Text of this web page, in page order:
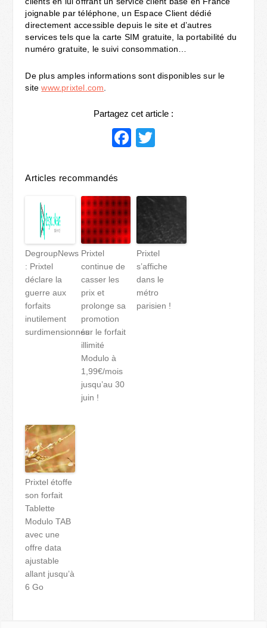
joignable par téléphone, un Espace Client dédié
directement accessible depuis le site et d’autres
services tels que la carte SIM gratuite, la portabilité du
numéro gratuite, le suivi consommation…
De plus amples informations sont disponibles sur le
sitewww.prixtel.com.
Partagez cet article :
Facebook
Articles recommandés
DegroupNews
: Prixtel
déclare la
guerre aux
forfaits
inutilement
surdimensionnés
Prixtel
continue de
casser les
prix et
prolonge sa
promotion
sur le forfait
illimité
Modulo à
1,99€/mois
jusqu’au 30
juin !
Prixtel
s’affiche
dans le
métro
parisien !
Prixtel étoffe
son forfait
Tablette
Modulo TAB
avec une
offre data
ajustable
allant jusqu’à
6 Go